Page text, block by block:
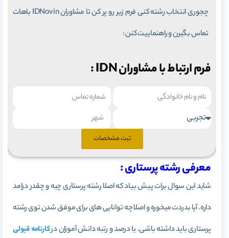
چجوری انتخاب رشته کنی فرم زیر رو پر کن تا مشاوران IDNovin باهات
تماس بگیرن و راهنماییت کنن :
فرم ارتباط با مشاوران IDN :
ثبت مشخصات
معرفی رشته پرستاری :
شاید این سوال برات پیش بیاد که اصلا رشته پرستاری چیه و چقدر درامد
داره. آیا بدردت میخوره و اصلا چه توانایی های برای موفق شدن توی رشته
پرستاری باید داشته باشی. یا درصد و رتبه دانش آموزان درکارنامه قبولی